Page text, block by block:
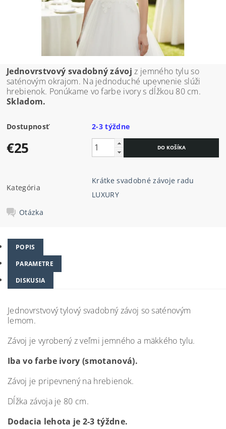
Jednovrstvový svadobný závoj z jemného tylu so
saténovým okrajom. Na jednoduché upevnenie slúži
hrebienok. Ponúkame vo farbe ivory s dĺžkou 80 cm.
Skladom.
Dostupnosť 2-3 týždne
€25
Kategória
Krátke svadobné závoje radu
LUXURY
Otázka
POPIS
PARAMETRE
DISKUSIA
Jednovrstvový tylový svadobný závoj so saténovým
lemom.
Závoj je vyrobený z veľmi jemného a mäkkého tylu.
Iba vo farbe ivory (smotanová).
Závoj je pripevnený na hrebienok.
Dĺžka závoja je 80 cm.
Dodacia lehota je 2-3 týždne.